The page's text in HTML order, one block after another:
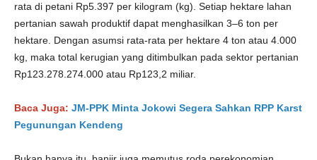
rata di petani Rp5.397 per kilogram (kg). Setiap hektare lahan
pertanian sawah produktif dapat menghasilkan 3–6 ton per
hektare. Dengan asumsi rata-rata per hektare 4 ton atau 4.000
kg, maka total kerugian yang ditimbulkan pada sektor pertanian
Rp123.278.274.000 atau Rp123,2 miliar.
Baca Juga: JM-PPK Minta Jokowi Segera Sahkan RPP Karst
Pegunungan Kendeng